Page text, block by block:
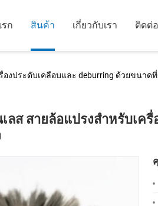
ก สินค้า เกี่ยวกับเรา ติดต่
งประดับเคลือบและ deburring ด้วยขนาด
ลส สายล้อแปรงสําหรับเค